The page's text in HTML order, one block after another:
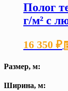
Полог
г/м² с
16 350 ₽
Размер, м:
Ширина, м: